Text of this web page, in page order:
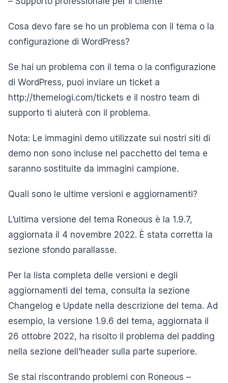
Cosa devo fare se ho un problema con il tema o la
configurazione di WordPress?
Se hai un problema con il tema o la configurazione
di WordPress, puoi inviare un ticket a
http://themelogi.com/tickets e il nostro team di
supporto ti aiuterà con il problema.
Nota: Le immagini demo utilizzate sui nostri siti di
demo non sono incluse nel pacchetto del tema e
saranno sostituite da immagini campione.
Quali sono le ultime versioni e aggiornamenti?
L’ultima versione del tema Roneous è la 1.9.7,
aggiornata il 4 novembre 2022. È stata corretta la
sezione sfondo parallasse.
Per la lista completa delle versioni e degli
aggiornamenti del tema, consulta la sezione
Changelog e Update nella descrizione del tema. Ad
esempio, la versione 1.9.6 del tema, aggiornata il
26 ottobre 2022, ha risolto il problema del padding
nella sezione dell’header sulla parte superiore.
Se stai riscontrando problemi con Roneous –